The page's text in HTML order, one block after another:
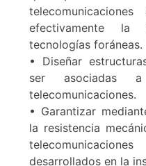
efectivamente la
tecnologías foráneas.
• Diseñar
ser asociadas
telecomunicaciones.
• Garantizar
la resistencia
desarrollados en la